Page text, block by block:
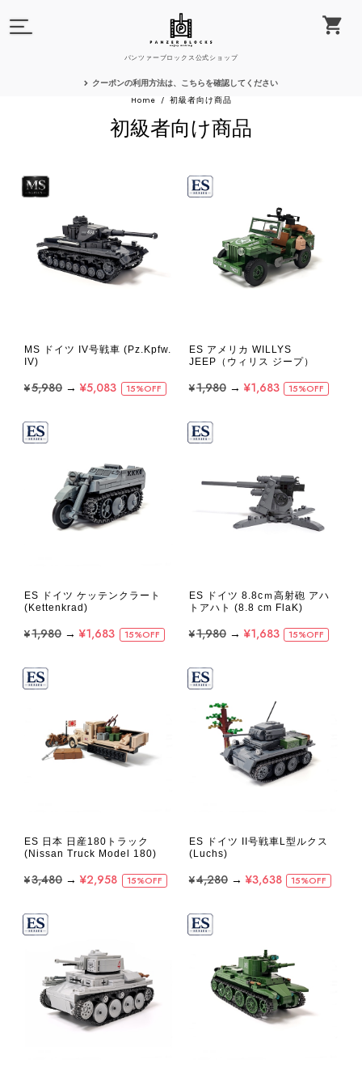
パンツァーブロックス公式ショップ
クーポンの利用方法は、こちらを確認してください
Home 初級者向け商品
初級者向け商品
MS ドイツ IV号戦車 (Pz.Kpfw.
IV)
¥5,980 → ¥5,083 15%OFF
ES アメリカ WILLYS
JEEP（ウィリス ジープ）
¥1,980→ ¥1,683 15%OFF
ES ドイツ ケッテンクラート
(Kettenkrad)
¥1,980 → ¥1,683 15%OFF
ES ドイツ 8.8cｍ高射砲 アハ
トアハト (8.8 cm FlaK)
¥1,980→ ¥1,683 15%OFF
ES 日本 日産180トラック
(Nissan Truck Model 180)
¥3,480 → ¥2,958 15%OFF
ES ドイツ II号戦車L型ルクス
(Luchs)
¥4,280→ ¥3,638 15%OFF